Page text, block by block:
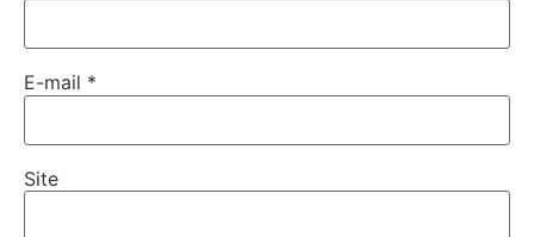
E-mail *
Site